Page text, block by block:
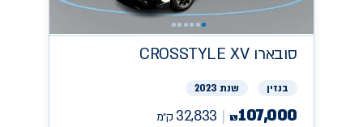
סובארוCROSSTYLE XV
בנזין שנת 2023
₪107,000
32,833 ק״מ